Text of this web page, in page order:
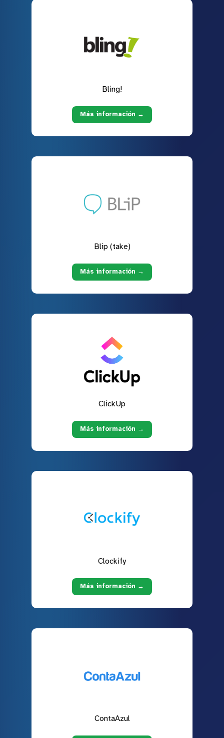
Bling!
Más información →
Blip (take)
Más información →
ClickUp
Más información →
Clockify
Más información →
ContaAzul